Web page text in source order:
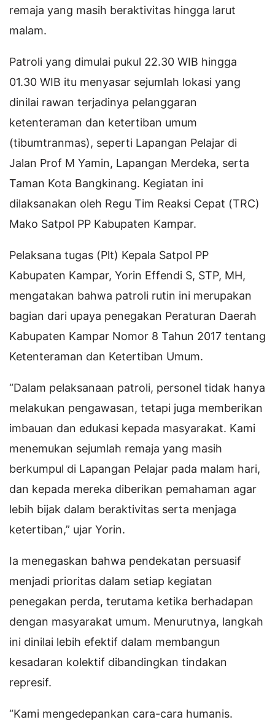
remaja yang masih beraktivitas hingga larut
malam.
Patroli yang dimulai pukul 22.30 WIB hingga
01.30 WIB itu menyasar sejumlah lokasi yang
dinilai rawan terjadinya pelanggaran
ketenteraman dan ketertiban umum
(tibumtranmas), seperti Lapangan Pelajar di
Jalan Prof M Yamin, Lapangan Merdeka, serta
Taman Kota Bangkinang. Kegiatan ini
dilaksanakan oleh Regu Tim Reaksi Cepat (TRC)
Mako Satpol PP Kabupaten Kampar.
Pelaksana tugas (Plt) Kepala Satpol PP
Kabupaten Kampar, Yorin Effendi S, STP, MH,
mengatakan bahwa patroli rutin ini merupakan
bagian dari upaya penegakan Peraturan Daerah
Kabupaten Kampar Nomor 8 Tahun 2017 tentang
Ketenteraman dan Ketertiban Umum.
“Dalam pelaksanaan patroli, personel tidak hanya
melakukan pengawasan, tetapi juga memberikan
imbauan dan edukasi kepada masyarakat. Kami
menemukan sejumlah remaja yang masih
berkumpul di Lapangan Pelajar pada malam hari,
dan kepada mereka diberikan pemahaman agar
lebih bijak dalam beraktivitas serta menjaga
ketertiban,” ujar Yorin.
Ia menegaskan bahwa pendekatan persuasif
menjadi prioritas dalam setiap kegiatan
penegakan perda, terutama ketika berhadapan
dengan masyarakat umum. Menurutnya, langkah
ini dinilai lebih efektif dalam membangun
kesadaran kolektif dibandingkan tindakan
represif.
“Kami mengedepankan cara-cara humanis.